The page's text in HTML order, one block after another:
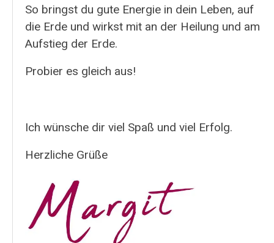
So bringst du gute Energie in dein Leben, auf
die Erde und wirkst mit an der Heilung und am
Aufstieg der Erde.
Probier es gleich aus!
Ich wünsche dir viel Spaß und viel Erfolg.
Herzliche Grüße